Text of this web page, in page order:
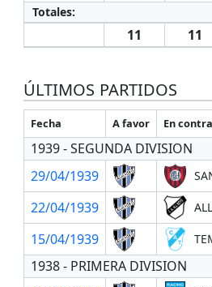
Totales:
11 11
ÚLTIMOS PARTIDOS
Fecha A favor En contra
1939 - SEGUNDA DIVISION
29/04/1939
22/04/1939
15/04/1939
1938 - PRIMERA DIVISION